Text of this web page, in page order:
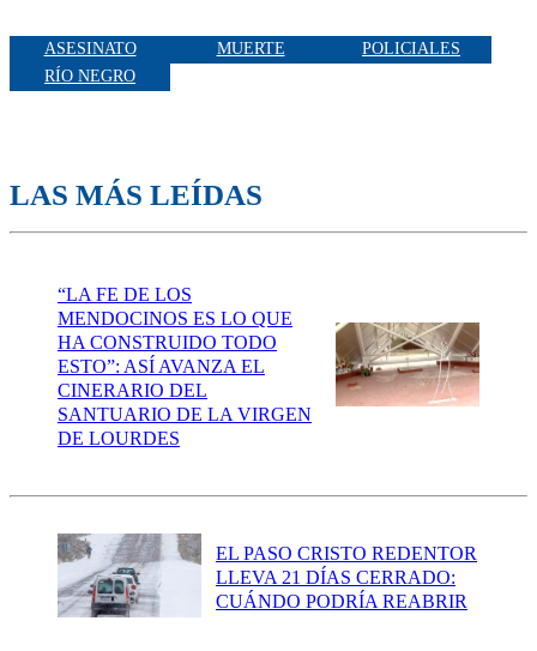
ASESINATO MUERTE
POLICIALES
RÍO NEGRO
LAS MÁS LEÍDAS
“LA FE DE LOS
MENDOCINOS ES LO QUE
HA CONSTRUIDO TODO
ESTO”: ASÍ AVANZA EL
CINERARIO DEL
SANTUARIO DE LA VIRGEN
DE LOURDES
EL PASO CRISTO REDENTOR
LLEVA 21 DÍAS CERRADO:
CUÁNDO PODRÍA REABRIR